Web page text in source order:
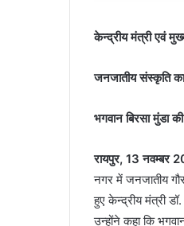
केन्द्रीय मंत्री एवं
जनजातीय संस्कृति का
भगवान बिरसा मुंडा
रायपुर, 13 नवम्बर
नगर में जनजातीय
हुए केन्द्रीय मंत्री
उन्होंने कहा कि